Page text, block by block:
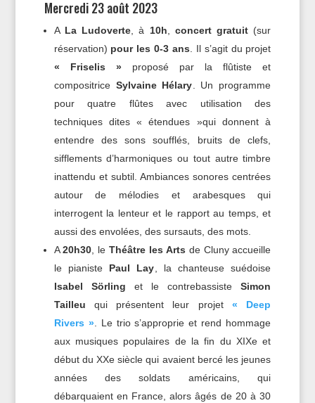
Mercredi 23 août 2023
A La Ludoverte, à 10h, concert gratuit (sur
réservation) pour les 0-3 ans. Il s’agit du projet
« Friselis »proposé par la flûtiste et
compositrice Sylvaine Hélary. Un programme
pour quatre flûtes avec utilisation des
techniques dites « étendues »qui donnent à
entendre des sons soufflés, bruits de clefs,
sifflements d’harmoniques ou tout autre timbre
inattendu et subtil. Ambiances sonores centrées
autour de mélodies et arabesques qui
interrogent la lenteur et le rapport au temps, et
aussi des envolées, des sursauts, des mots.
A20h30, leThéâtre les Arts de Cluny accueille
le pianiste Paul Lay, la chanteuse suédoise
Isabel Sörling et le contrebassisteSimon
Tailleu qui présentent leur projet« Deep
Rivers ». Le trio s’approprie et rend hommage
aux musiques populaires de la fin du XIXe et
début du XXe siècle qui avaient bercé les jeunes
années des soldats américains, qui
débarquaient en France, alors âgés de 20 à 30